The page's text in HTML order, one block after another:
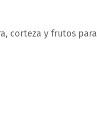
corteza y frutos para